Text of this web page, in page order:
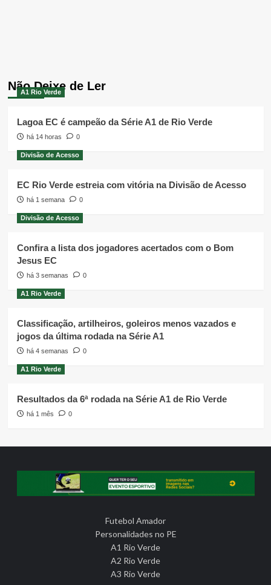
Não Deixe de Ler
A1 Rio Verde
Lagoa EC é campeão da Série A1 de Rio Verde
há 14 horas 0
Divisão de Acesso
EC Rio Verde estreia com vitória na Divisão de Acesso
há 1 semana 0
Divisão de Acesso
Confira a lista dos jogadores acertados com o Bom
Jesus EC
há 3 semanas 0
A1 Rio Verde
Classificação, artilheiros, goleiros menos vazados e
jogos da última rodada na Série A1
há 4 semanas 0
A1 Rio Verde
Resultados da 6ª rodada na Série A1 de Rio Verde
há 1 mês 0
Futebol Amador
Personalidades no PE
A1 Rio Verde
A2 Rio Verde
A3 Rio Verde